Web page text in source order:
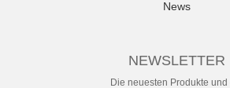
News
NEWSLETTER
Die neuesten Produkte und